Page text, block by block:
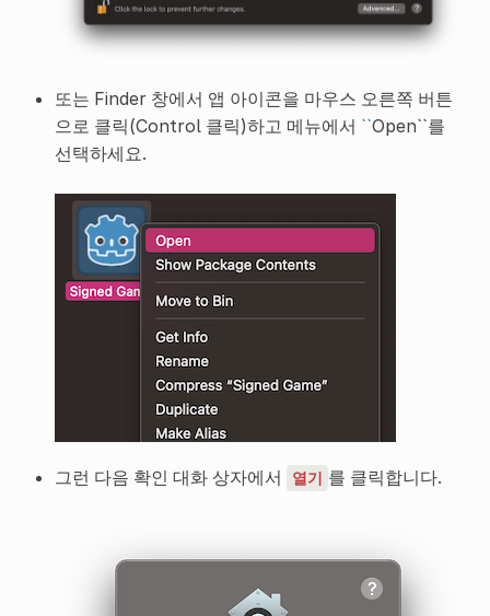
또는 Finder 창에서 앱 아이콘을 마우스 오른쪽 버튼
으로 클릭(Control 클릭)하고 메뉴에서 ``Open``를
선택하세요.
그런 다음 확인 대화 상자에서 열기 를 클릭합니다.